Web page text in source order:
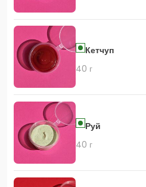
Кетчуп
40 г
Руй
40 г